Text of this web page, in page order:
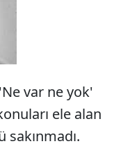
var ne yok'
ele alan